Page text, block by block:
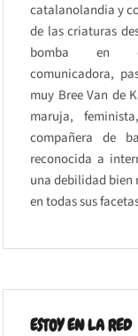
catalanolandia y
de las criaturas
bomba en
comunicadora,
muy Bree Van de
maruja,
compañera de
reconocida a
una debilidad
en todas sus
ESTOY EN LA RED